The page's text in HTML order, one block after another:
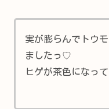
実が膨らんでトウ
ましたっ♡
ヒゲが茶色になっ